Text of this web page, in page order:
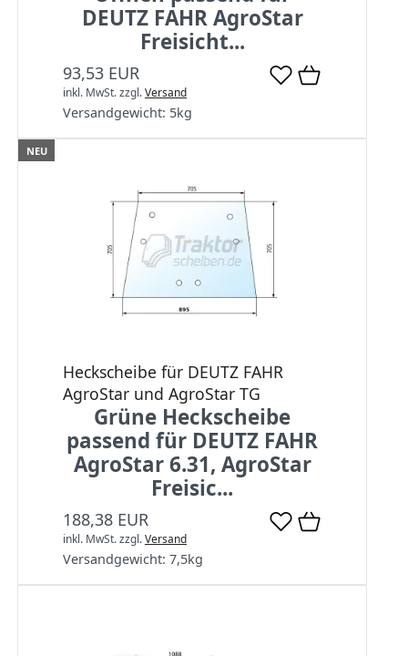
DEUTZ FAHR AgroStar
Freisicht...
93,53 EUR
inkl. MwSt.zzgl.Versand
Versandgewicht: 5kg
NEU
Heckscheibe für DEUTZ FAHR
AgroStar und AgroStar TG
Grüne Heckscheibe
passend für DEUTZ FAHR
AgroStar 6.31, AgroStar
Freisic...
188,38 EUR
inkl. MwSt.zzgl.Versand
Versandgewicht: 7,5kg